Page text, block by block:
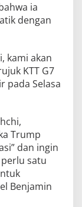
ia
dengan
kami akan
KTT G7
pada Selasa
Trump
dan ingin
satu
Benjamin